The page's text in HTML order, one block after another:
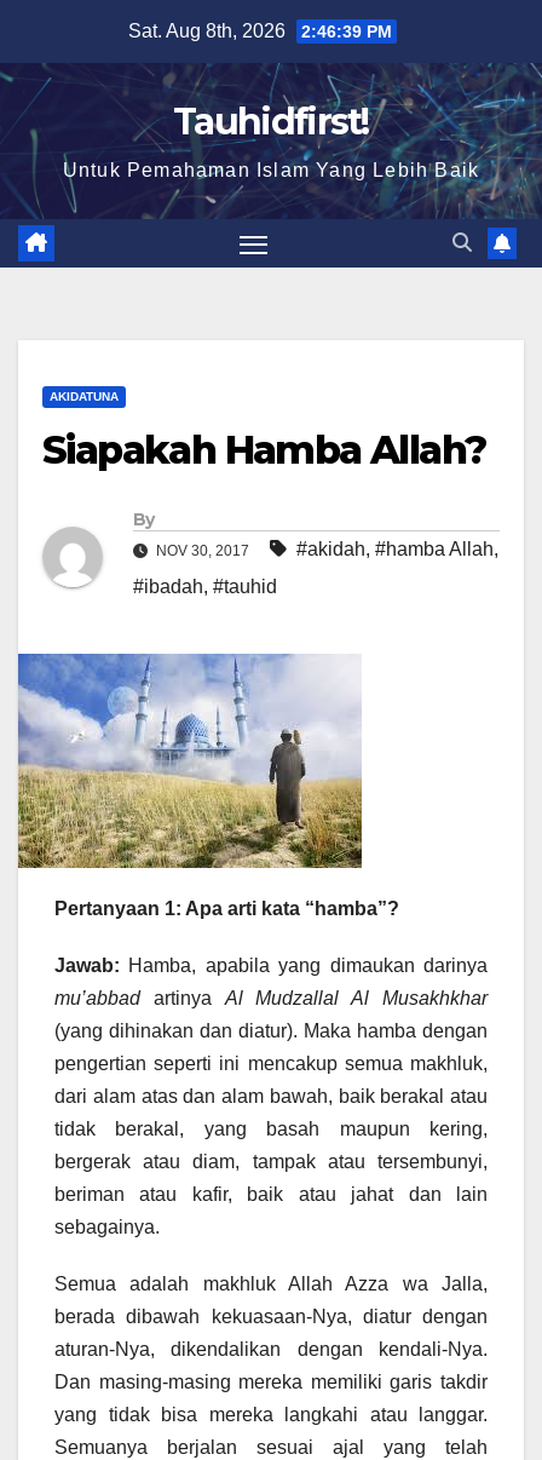
content
Sat. Aug 8th, 2026 2:46:39 PM
Tauhidfirst!
Untuk Pemahaman Islam Yang Lebih Baik
AKIDATUNA
Siapakah Hamba Allah?
By
NOV 30, 2017 #akidah, #hamba Allah,
#ibadah, #tauhid
Pertanyaan 1: Apa arti kata “hamba”?
Jawab: Hamba, apabila yang dimaukan darinya
mu’abbad artinya Al Mudzallal Al Musakhkhar
(yang dihinakan dan diatur). Maka hamba dengan
pengertian seperti ini mencakup semua makhluk,
dari alam atas dan alam bawah, baik berakal atau
tidak berakal, yang basah maupun kering,
bergerak atau diam, tampak atau tersembunyi,
beriman atau kafir, baik atau jahat dan lain
sebagainya.
Semua adalah makhluk Allah Azza wa Jalla,
berada dibawah kekuasaan-Nya, diatur dengan
aturan-Nya, dikendalikan dengan kendali-Nya.
Dan masing-masing mereka memiliki garis takdir
yang tidak bisa mereka langkahi atau langgar.
Semuanya berjalan sesuai ajal yang telah